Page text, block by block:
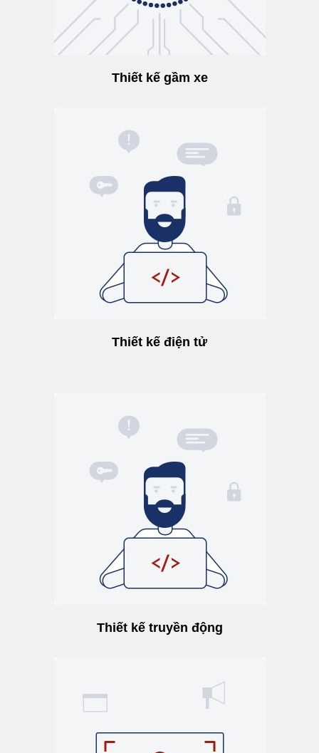
Thiết kế gầm xe
Thiết kế điện tử
Thiết kế truyền động